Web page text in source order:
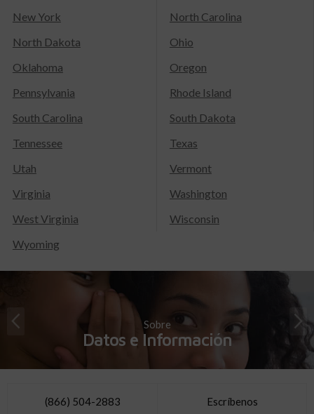
New York
North Carolina
North Dakota
Ohio
Oklahoma
Oregon
Pennsylvania
Rhode Island
South Carolina
South Dakota
Tennessee
Texas
Utah
Vermont
Virginia
Washington
West Virginia
Wisconsin
Wyoming
Sobre
Datos e Información
(866) 504-2883 Escríbenos